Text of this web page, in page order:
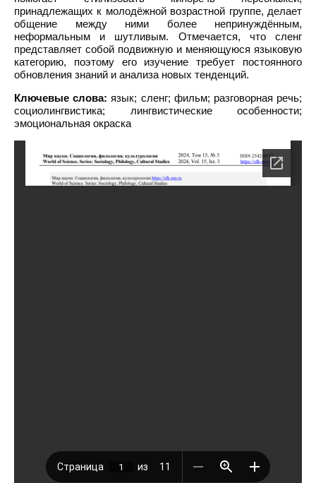
принадлежащих к молодёжной возрастной группе, делает
общение между ними более непринуждённым,
неформальным и шутливым. Отмечается, что сленг
представляет собой подвижную и меняющуюся языковую
категорию, поэтому его изучение требует постоянного
обновления знаний и анализа новых тенденций.
Ключевые слова: язык; сленг; фильм; разговорная речь;
социолингвистика; лингвистические особенности;
эмоциональная окраска